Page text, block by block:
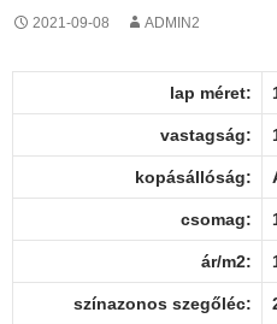
2021-09-08 ADMIN2
lap méret:
vastagság:
kopásállóság:
csomag:
ár/m2:
színazonos szegőléc: